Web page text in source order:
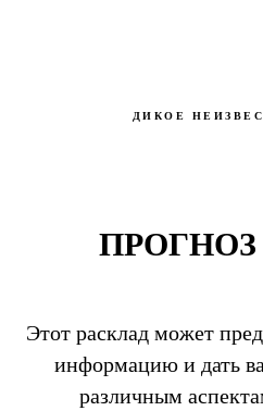
ДИКОЕ
ПРОГНОЗ
Этот расклад может
информацию и дать
различным